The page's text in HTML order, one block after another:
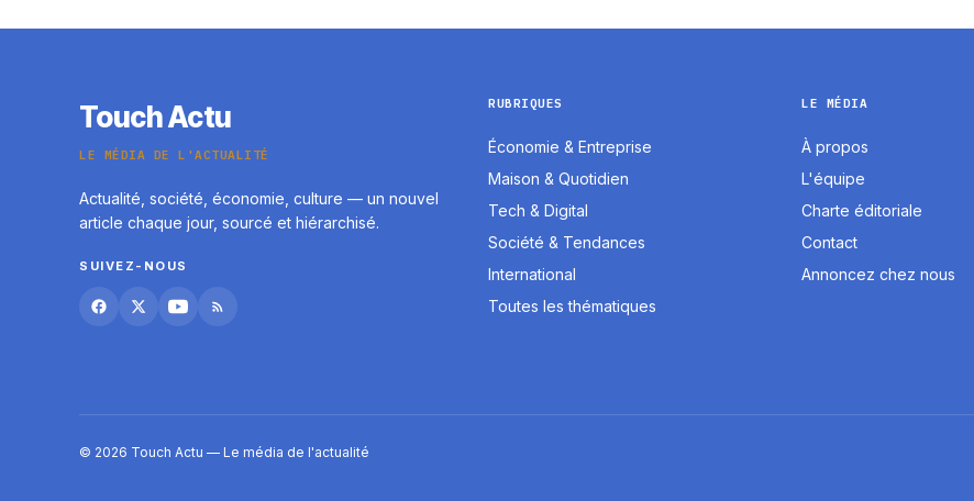
Touch Actu
LE MÉDIA DE L'ACTUALITÉ
Actualité, société, économie, culture — un nouvel
article chaque jour, sourcé et hiérarchisé.
SUIVEZ-NOUS
RUBRIQUES
Économie & Entreprise
Maison & Quotidien
Tech & Digital
Société & Tendances
International
Toutes les thématiques
LE MÉDIA
À propos
L'équipe
Charte éditoriale
Contact
Annoncez chez nous
© 2026 Touch Actu — Le média de l'actualité